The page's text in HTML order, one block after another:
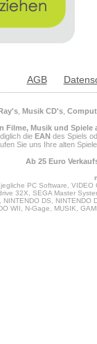
AGB
, Musik CD's,
Filme, Musik und Spiele
die EAN des Spiels
Sie uns Ihre alten
Ab 25 Euro
PC Software,
32X, SEGA Master
DS,
WII, N-Gage, MUSIK,